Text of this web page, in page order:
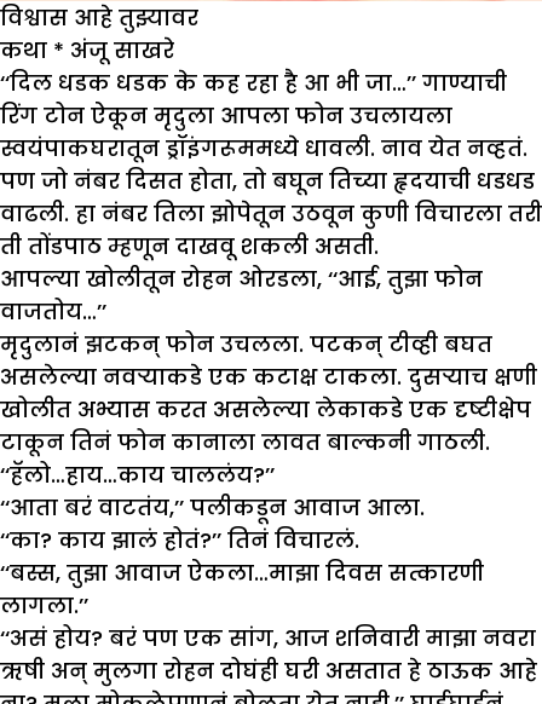
विश्वास आहे तुझ्यावर
कथा * अंजू साखरे
‘‘दिल धडक धडक के कह रहा है आ भी जा…’’ गाण्याची
रिंग टोन ऐकून मृदुला आपला फोन उचलायला
स्वयंपाकघरातून ड्रॉइंगरूममध्ये धावली. नाव येत नव्हतं.
पण जो नंबर दिसत होता, तो बघून तिच्या हृदयाची धडधड
वाढली. हा नंबर तिला झोपेतून उठवून कुणी विचारला तरी
ती तोंडपाठ म्हणून दाखवू शकली असती.
आपल्या खोलीतून रोहन ओरडला, ‘‘आई, तुझा फोन
वाजतोय…’’
मृदुलानं झटकन् फोन उचलला. पटकन् टीव्ही बघत
असलेल्या नवऱ्याकडे एक कटाक्ष टाकला. दुसऱ्याच क्षणी
खोलीत अभ्यास करत असलेल्या लेकाकडे एक दृष्टीक्षेप
टाकून तिनं फोन कानाला लावत बाल्कनी गाठली.
‘‘हॅलो…हाय…काय चाललंय?’’
‘‘आता बरं वाटतंय,’’ पलीकडून आवाज आला.
‘‘का? काय झालं होतं?’’ तिनं विचारलं.
‘‘बस्स, तुझा आवाज ऐकला…माझा दिवस सत्कारणी
लागला.’’
‘‘असं होय? बरं पण एक सांग, आज शनिवारी माझा नवरा
ऋषी अन् मुलगा रोहन दोघंही घरी असतात हे ठाऊक आहे